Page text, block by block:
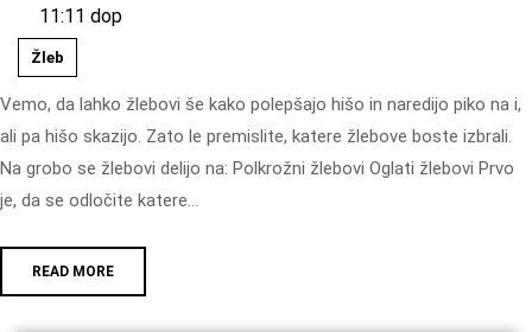
11:11 dop
Žleb
Vemo, da lahko žlebovi še kako polepšajo hišo in naredijo piko na i,
ali pa hišo skazijo. Zato le premislite, katere žlebove boste izbrali.
Na grobo se žlebovi delijo na: Polkrožni žlebovi Oglati žlebovi Prvo
je, da se odločite katere…
READ MORE